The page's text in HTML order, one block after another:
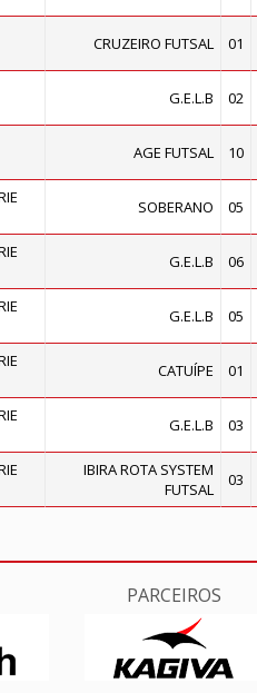
CRUZEIRO FUTSAL 01
G.E.L.B 02
AGE FUTSAL 10
SOBERANO 05
G.E.L.B 06
G.E.L.B 05
CATUÍPE 01
G.E.L.B 03
IBIRA ROTA SYSTEM
FUTSAL
03
PARCEIROS